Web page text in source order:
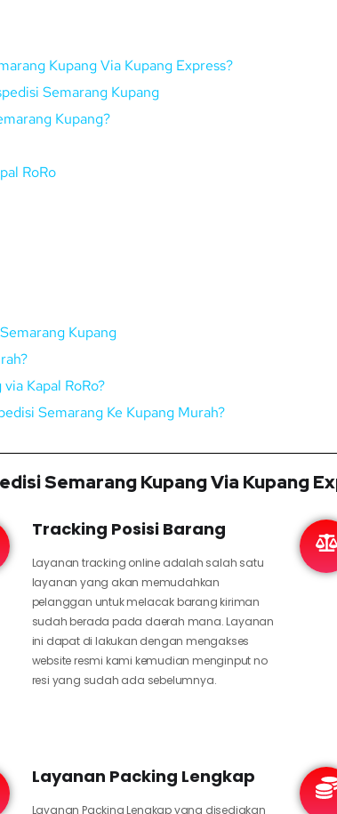
Kupang Via Kupang Express?
Semarang Kupang
Kupang?
RoRo
Kupang
Kapal RoRo?
Semarang Ke Kupang Murah?
Semarang Kupang Via Kupang
Tracking Posisi Barang
Layanan tracking online adalah salah satu
layanan yang akan memudahkan
pelanggan untuk melacak barang kiriman
sudah berada pada daerah mana. Layanan
ini dapat di lakukan dengan mengakses
website resmi kami kemudian menginput no
resi yang sudah ada sebelumnya.
Layanan Packing Lengkap
Layanan Packing Lengkap yang disediakan